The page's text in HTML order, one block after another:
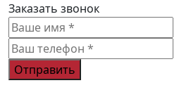
Заказать звонок